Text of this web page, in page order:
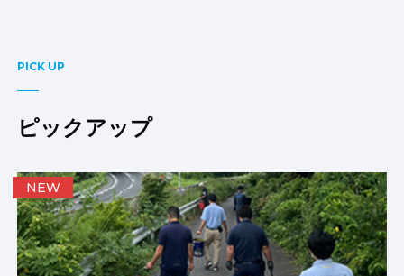
PICK UP
ピックアップ
NEW